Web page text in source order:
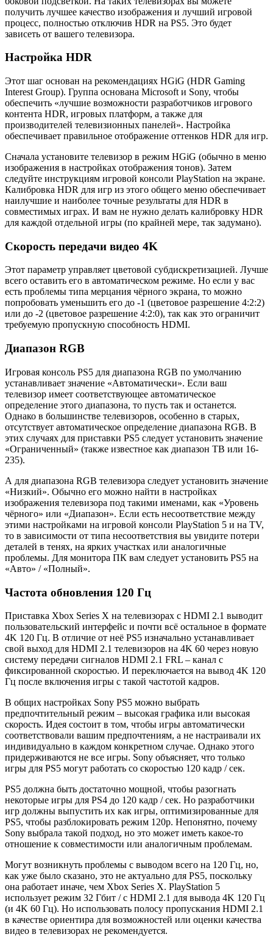
получить лучшее качество изображения и лучший игровой
процесс, полностью отключив HDR на PS5. Это будет
зависеть от вашего телевизора.
Настройка HDR
Этот шаг основан на рекомендациях HGiG (HDR Gaming
Interest Group). Группа основана Microsoft и Sony, чтобы
обеспечить «лучшие возможности разработчиков игрового
контента HDR, игровых платформ, а также для
производителей телевизионных панелей». Настройка
обеспечивает правильное отображение оттенков HDR для игр.
Сначала установите телевизор в режим HGiG (обычно в меню
изображения в настройках отображения тонов). Затем
следуйте инструкциям игровой консоли PlayStation на экране.
Калибровка HDR для игр из этого общего меню обеспечивает
наилучшие и наиболее точные результаты для HDR в
совместимых играх. И вам не нужно делать калибровку HDR
для каждой отдельной игры (по крайней мере, так задумано).
Скорость передачи видео 4K
Этот параметр управляет цветовой субдискретизацией. Лучше
всего оставить его в автоматическом режиме. Но если у вас
есть проблемы типа мерцания чёрного экрана, то можно
попробовать уменьшить его до -1 (цветовое разрешение 4:2:2)
или до -2 (цветовое разрешение 4:2:0), так как это ограничит
требуемую пропускную способность HDMI.
Диапазон RGB
Игровая консоль PS5 для диапазона RGB по умолчанию
устанавливает значение «Автоматически». Если ваш
телевизор имеет соответствующее автоматическое
определение этого диапазона, то пусть так и останется.
Однако в большинстве телевизоров, особенно в старых,
отсутствует автоматическое определение диапазона RGB. В
этих случаях для приставки PS5 следует установить значение
«Ограниченный» (также известное как диапазон ТВ или 16-
235).
А для диапазона RGB телевизора следует установить значение
«Низкий». Обычно его можно найти в настройках
изображения телевизора под такими именами, как «Уровень
чёрного» или «Диапазон». Если есть несоответствие между
этими настройками на игровой консоли PlayStation 5 и на TV,
то в зависимости от типа несоответствия вы увидите потери
деталей в тенях, на ярких участках или аналогичные
проблемы. Для монитора ПК вам следует установить PS5 на
«Авто» / «Полный».
Частота обновления 120 Гц
Приставка Xbox Series X на телевизорах с HDMI 2.1 выводит
пользовательский интерфейс и почти всё остальное в формате
4K 120 Гц. В отличие от неё PS5 изначально устанавливает
свой выход для HDMI 2.1 телевизоров на 4K 60 через новую
систему передачи сигналов HDMI 2.1 FRL – канал с
фиксированной скоростью. И переключается на вывод 4K 120
Гц после включения игры с такой частотой кадров.
В общих настройках Sony PS5 можно выбрать
предпочтительный режим – высокая графика или высокая
скорость. Идея состоит в том, чтобы игры автоматически
соответствовали вашим предпочтениям, а не настраивали их
индивидуально в каждом конкретном случае. Однако этого
придерживаются не все игры. Sony объясняет, что только
игры для PS5 могут работать со скоростью 120 кадр / сек.
PS5 должна быть достаточно мощной, чтобы разогнать
некоторые игры для PS4 до 120 кадр / сек. Но разработчики
игр должны выпустить их как игры, оптимизированные для
PS5, чтобы разблокировать режим 120р. Непонятно, почему
Sony выбрала такой подход, но это может иметь какое-то
отношение к совместимости или аналогичным проблемам.
Могут возникнуть проблемы с выводом всего на 120 Гц, но,
как уже было сказано, это не актуально для PS5, поскольку
она работает иначе, чем Xbox Series X. PlayStation 5
использует режим 32 Гбит / с HDMI 2.1 для вывода 4K 120 Гц
(и 4K 60 Гц). Но использовать полосу пропускания HDMI 2.1
в качестве ориентира для возможностей или оценки качества
видео в телевизорах не рекомендуется.